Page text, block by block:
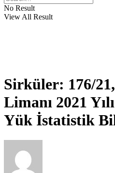
No Result
View All Result
Sirküler: 176/
Limanı 2021
Yük İstatistik